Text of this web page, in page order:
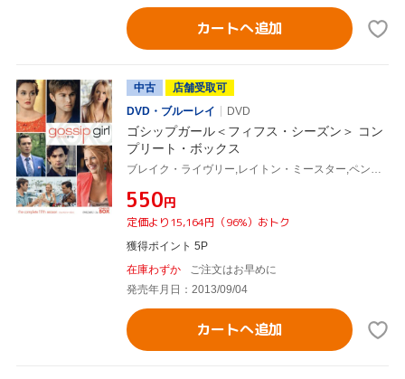
カートへ追加
中古
店舗受取可
DVD・ブルーレイ
DVD
ゴシップガール＜フィフス・シーズン＞ コン
プリート・ボックス
ブレイク・ライヴリー,レイトン・ミースター,ペン・バッジリー,セシリー・フォン・ジーゲザー(原作)
¥550円
定価より15,164円（96%）おトク
獲得ポイント 5P
在庫わずか
ご注文はお早めに
発売年月日：2013/09/04
カートへ追加